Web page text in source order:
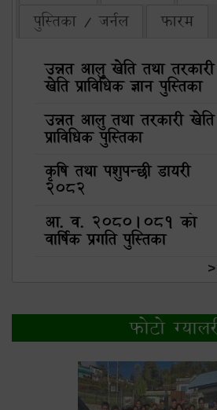
पुस्तिका / जर्नल
फारम
उन्नत आलु खेति तथा तरकारी
खेति प्राविधिक ज्ञान पुस्तिका
उन्नत आलु तथा तरकारी खेति
प्राविधिक पुस्तिका
कृषि तथा पशुपन्छी डायरी
२०८२
आ. व. २०८०।०८१ को
वार्षिक प्रगति पुस्तिका
फोटो